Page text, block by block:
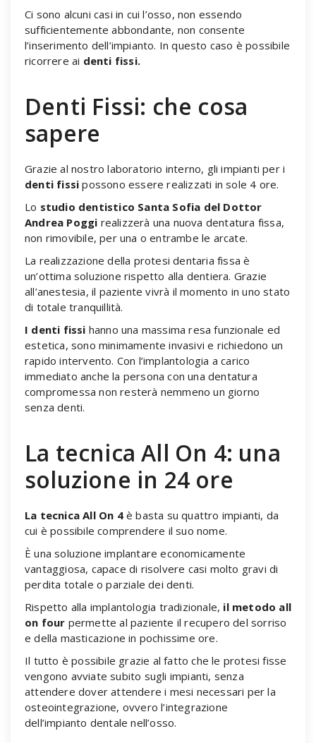
Ci sono alcuni casi in cui l’osso, non essendo
sufficientemente abbondante, non consente
l’inserimento dell’impianto. In questo caso è possibile
ricorrere ai denti fissi.
Denti Fissi: che cosa
sapere
Grazie al nostro laboratorio interno, gli impianti per i
denti fissi possono essere realizzati in sole 4 ore.
Lo studio dentistico Santa Sofia del Dottor
Andrea Poggi realizzerà una nuova dentatura fissa,
non rimovibile, per una o entrambe le arcate.
La realizzazione della protesi dentaria fissa è
un’ottima soluzione rispetto alla dentiera. Grazie
all’anestesia, il paziente vivrà il momento in uno stato
di totale tranquillità.
I denti fissi hanno una massima resa funzionale ed
estetica, sono minimamente invasivi e richiedono un
rapido intervento. Con l’implantologia a carico
immediato anche la persona con una dentatura
compromessa non resterà nemmeno un giorno
senza denti.
La tecnica All On 4: una
soluzione in 24 ore
La tecnica All On 4è basta su quattro impianti, da
cui è possibile comprendere il suo nome.
È una soluzione implantare economicamente
vantaggiosa, capace di risolvere casi molto gravi di
perdita totale o parziale dei denti.
Rispetto alla implantologia tradizionale, il metodo all
on four permette al paziente il recupero del sorriso
e della masticazione in pochissime ore.
Il tutto è possibile grazie al fatto che le protesi fisse
vengono avviate subito sugli impianti, senza
attendere dover attendere i mesi necessari per la
osteointegrazione, ovvero l’integrazione
dell’impianto dentale nell’osso.